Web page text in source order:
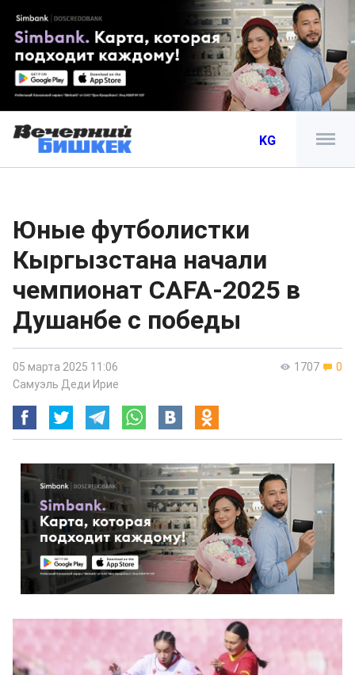
KG
Юные футболистки
Кыргызстана начали
чемпионат CAFA-2025 в
Душанбе с победы
1707 0
05 марта 2025 11:06
Самуэль Деди Ирие